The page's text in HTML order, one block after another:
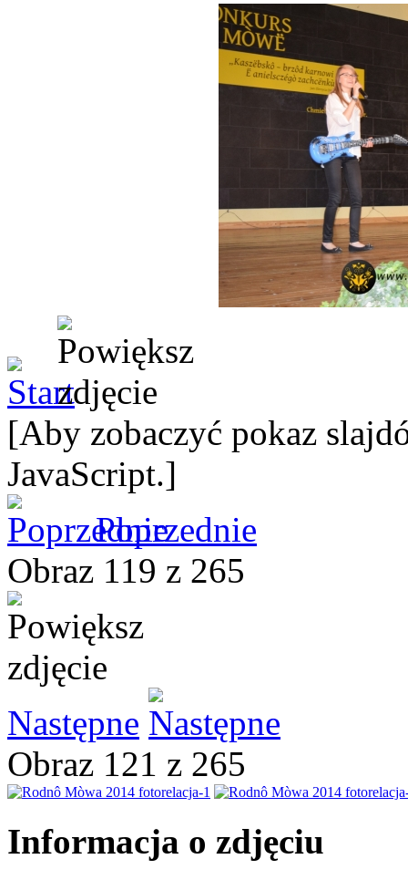
[Aby zobaczyć pokaz
JavaScript.]
Poprzednie
Obraz 119 z 265
Następne
Obraz 121 z 265
Informacja o zdjęciu